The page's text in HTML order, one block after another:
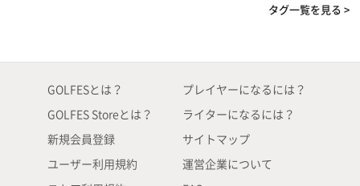
タグ一覧を見る >
GOLFESとは？
GOLFES Storeとは？
新規会員登録
ユーザー利用規約
プレイヤーになるには？
ライターになるには？
サイトマップ
運営企業について